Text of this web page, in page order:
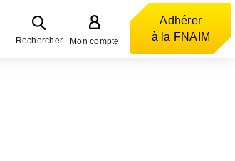
Rechercher Mon compte
Adhérer
à la FNAIM